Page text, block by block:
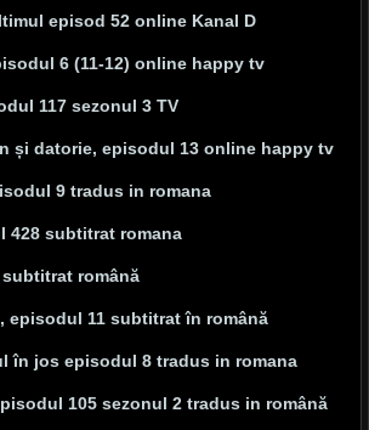
episod 52 online Kanal D
6 (11-12) online happy tv
117 sezonul 3 TV
și datorie, episodul 13 online happy tv
9 tradus in romana
428 subtitrat romana
română
episodul 11 subtitrat în română
în jos episodul 8 tradus in romana
105 sezonul 2 tradus in română